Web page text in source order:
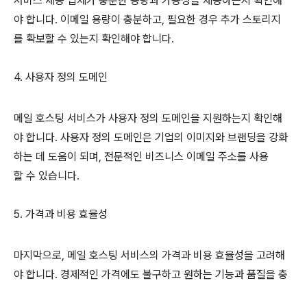
야 합니다. 이메일 용량이 충분하고, 필요한 경우 추가 스토리지
를 확보할 수 있는지 확인해야 합니다.
4. 사용자 정의 도메인
메일 호스팅 서비스가 사용자 정의 도메인을 지원하는지 확인해
야 합니다. 사용자 정의 도메인은 기업의 이미지와 브랜딩을 강화
하는 데 도움이 되며, 전문적인 비즈니스 이메일 주소를 사용
할 수 있습니다.
5. 가격과 비용 효율성
마지막으로, 메일 호스팅 서비스의 가격과 비용 효율성을 고려해
야 합니다. 경제적인 가격에도 불구하고 원하는 기능과 품질을 충